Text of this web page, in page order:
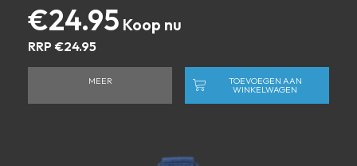
€24.95
RRP €24.95
MEER TOEVOEGEN AAN
WINKELWAGEN